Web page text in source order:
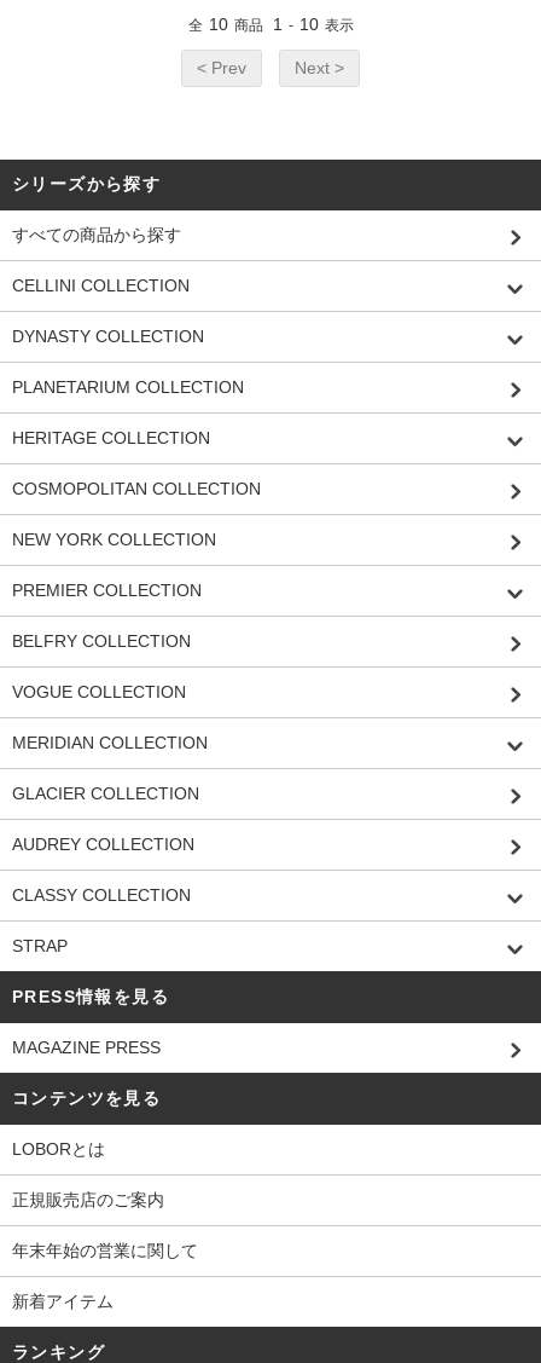
全 10 商品 1 - 10 表示
< Prev Next >
シリーズから探す
すべての商品から探す
CELLINI COLLECTION
DYNASTY COLLECTION
PLANETARIUM COLLECTION
HERITAGE COLLECTION
COSMOPOLITAN COLLECTION
NEW YORK COLLECTION
PREMIER COLLECTION
BELFRY COLLECTION
VOGUE COLLECTION
MERIDIAN COLLECTION
GLACIER COLLECTION
AUDREY COLLECTION
CLASSY COLLECTION
STRAP
PRESS情報を見る
MAGAZINE PRESS
コンテンツを見る
LOBORとは
正規販売店のご案内
年末年始の営業に関して
新着アイテム
ランキング